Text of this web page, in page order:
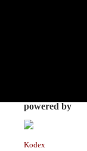
powered by
Kodex